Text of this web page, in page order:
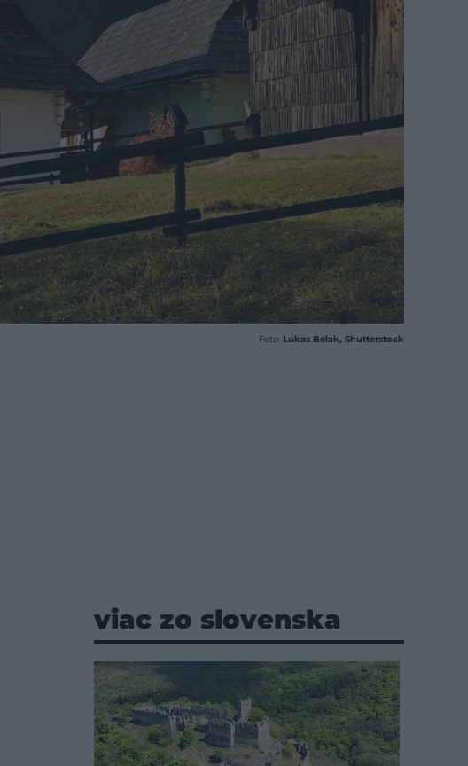
Foto: Lukas Belak, Shutterstock
viac zo slovenska